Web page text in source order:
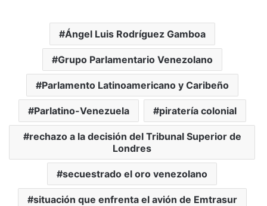
Ángel Luis Rodríguez Gamboa
Grupo Parlamentario Venezolano
Parlamento Latinoamericano y Caribeño
Parlatino-Venezuela piratería colonial
rechazo a la decisión del Tribunal Superior de
Londres
secuestrado el oro venezolano
situación que enfrenta el avión de Emtrasur